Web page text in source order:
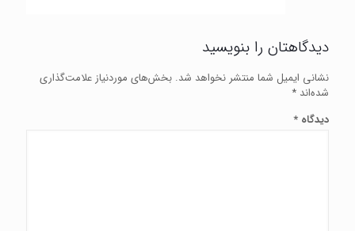
دیدگاهتان را بنویسید
نشانی ایمیل شما منتشر نخواهد شد. بخش‌های موردنیاز علامت‌گذاری
شده‌اند *
دیدگاه *